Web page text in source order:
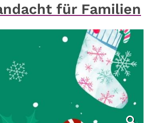
für Familien